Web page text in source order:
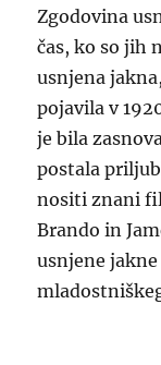
Zgodovina
čas, ko so jih
usnjena
pojavila v
je bila
postala
nositi znani
Brando in
usnjene